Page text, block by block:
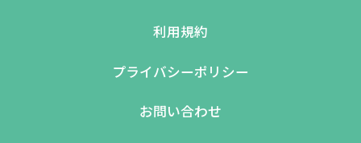
利用規約
プライバシーポリシー
お問い合わせ